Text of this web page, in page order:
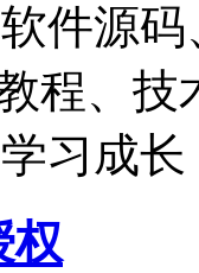
件源
程、
习成长
权